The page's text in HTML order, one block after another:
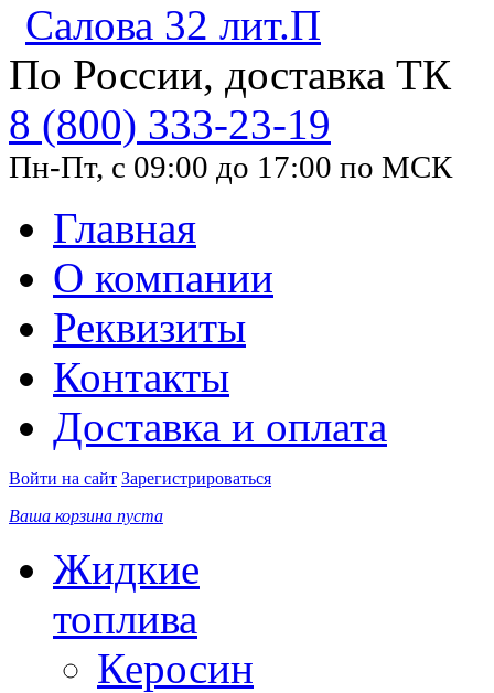
Салова 32 лит.П
По России, доставка ТК
8 (800) 333-23-19
Пн-Пт, с 09:00 до 17:00 по МСК
Главная
О компании
Реквизиты
Контакты
Доставка и оплата
Войти на сайт Зарегистрироваться
Ваша корзина пуста
Жидкие
топлива
Керосин